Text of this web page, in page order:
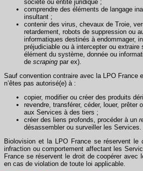
société ou entité juridique ;
comprendre des éléments de langage
insultant ;
contenir des virus, chevaux de Troie,
retardement, robots de suppression ou
informatiques destinés à endommager,
préjudiciable ou à intercepter ou extraire
élément du système, donnée ou
de scraping par ex).
Sauf convention contraire avec la LPO France
n’êtes pas autorisé(e) à :
copier, modifier ou créer des produits
revendre, transférer, céder, louer, prêter
aux Services à des tiers ;
créer des liens profonds, procéder à un
désassembler ou surveiller les Services.
Biolovision et la LPO France se réservent le
infraction ou comportement affectant les
France se réservent le droit de coopérer avec
en cas de violation de toute loi applicable.